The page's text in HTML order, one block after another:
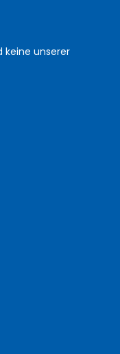
keine unserer